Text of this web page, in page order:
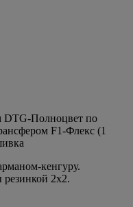
DTG-Полноцвет по
F1-Флекс (1
кенгуру.
2х2.